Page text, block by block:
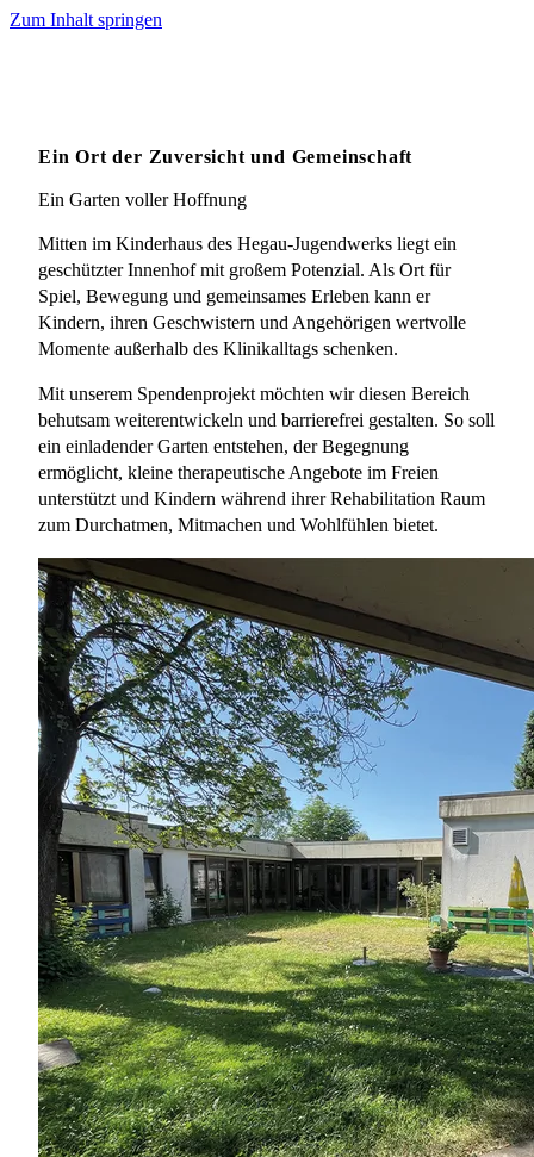
Zum Inhalt springen
Ein Ort der Zuversicht und Gemeinschaft
Ein Garten voller Hoffnung
Mitten im Kinderhaus des Hegau-Jugendwerks liegt ein
geschützter Innenhof mit großem Potenzial. Als Ort für
Spiel, Bewegung und gemeinsames Erleben kann er
Kindern, ihren Geschwistern und Angehörigen wertvolle
Momente außerhalb des Klinikalltags schenken.
Mit unserem Spendenprojekt möchten wir diesen Bereich
behutsam weiterentwickeln und barrierefrei gestalten. So soll
ein einladender Garten entstehen, der Begegnung
ermöglicht, kleine therapeutische Angebote im Freien
unterstützt und Kindern während ihrer Rehabilitation Raum
zum Durchatmen, Mitmachen und Wohlfühlen bietet.